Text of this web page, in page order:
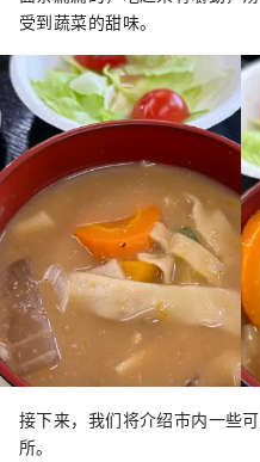
受到蔬菜的甜味。
接下来，我们将介绍市内一些
所。